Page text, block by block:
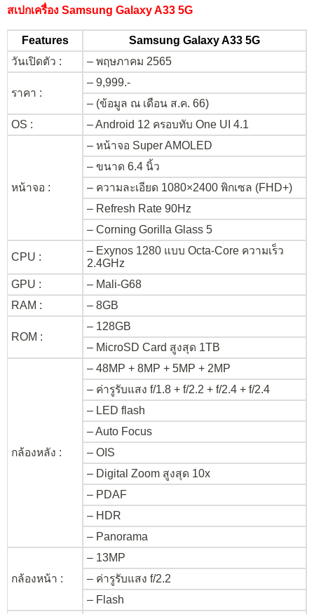
สเปกเครื่อง Samsung Galaxy A33 5G
Features
Samsung Galaxy A33 5G
วันเปิดตัว :
– พฤษภาคม 2565
ราคา :
– 9,999.-
– (ข้อมูล ณ เดือน ส.ค. 66)
OS :
– Android 12 ครอบทับ One UI 4.1
หน้าจอ :
– หน้าจอ Super AMOLED
– ขนาด 6.4 นิ้ว
– ความละเอียด 1080×2400 พิกเซล (FHD+)
– Refresh Rate 90Hz
– Corning Gorilla Glass 5
CPU :
– Exynos 1280 แบบ Octa-Core ความเร็ว
2.4GHz
GPU :
– Mali-G68
RAM :
– 8GB
ROM :
– 128GB
– MicroSD Card สูงสุด 1TB
กล้องหลัง :
– 48MP + 8MP + 5MP + 2MP
– ค่ารูรับแสง f/1.8 + f/2.2 + f/2.4 + f/2.4
– LED flash
– Auto Focus
– OIS
– Digital Zoom สูงสุด 10x
– PDAF
– HDR
– Panorama
กล้องหน้า :
– 13MP
– ค่ารูรับแสง f/2.2
– Flash